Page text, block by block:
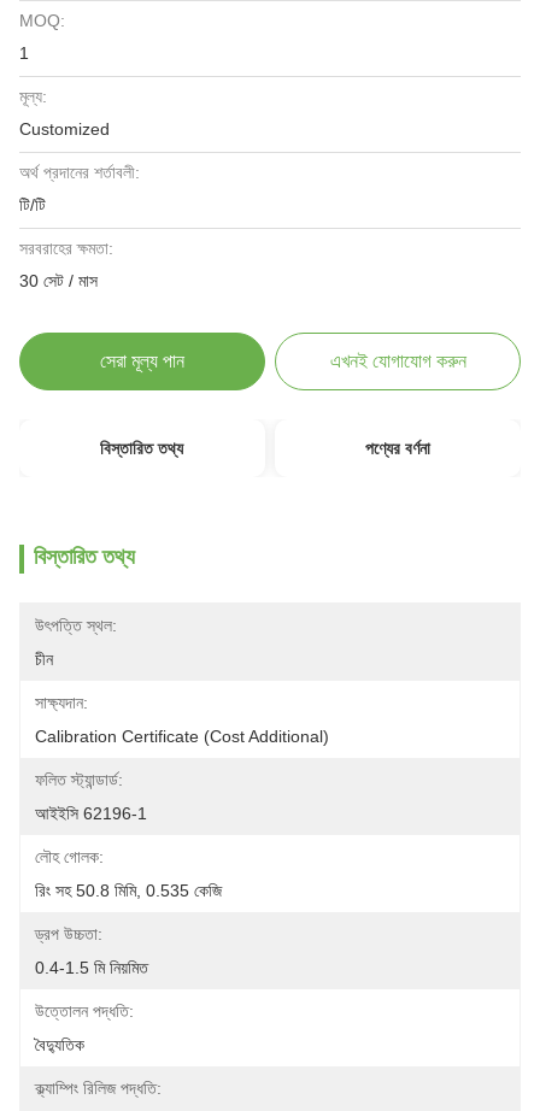
MOQ:
1
মূল্য:
Customized
অর্থ প্রদানের শর্তাবলী:
টি/টি
সরবরাহের ক্ষমতা:
30 সেট / মাস
সেরা মূল্য পান এখনই যোগাযোগ করুন
বিস্তারিত তথ্য পণ্যের বর্ণনা
বিস্তারিত তথ্য
উৎপত্তি স্থল:
চীন
সাক্ষ্যদান:
Calibration Certificate (Cost Additional)
ফলিত স্ট্যান্ডার্ড:
আইইসি 62196-1
লৌহ গোলক:
রিং সহ 50.8 মিমি, 0.535 কেজি
ড্রপ উচ্চতা:
0.4-1.5 মি নিয়মিত
উত্তোলন পদ্ধতি:
বৈদ্যুতিক
ক্ল্যাম্পিং রিলিজ পদ্ধতি: